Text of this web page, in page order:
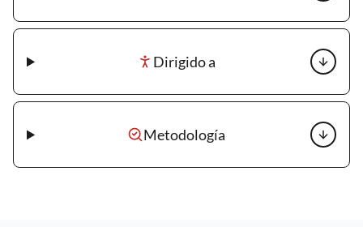
Dirigido a
Metodología